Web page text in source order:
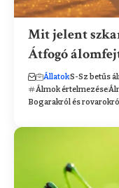
Mit jelent
Átfogó
ÁllatokS-Sz betűs
Álmok értelmezése
Bogarakról és